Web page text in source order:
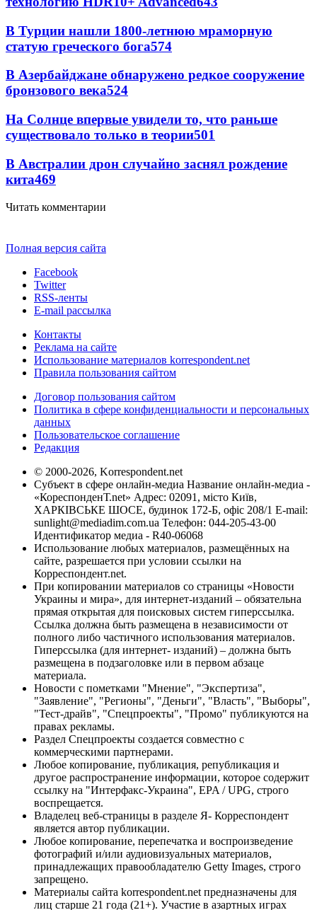
В Турции нашли 1800-летнюю мраморную
статую греческого бога574
В Азербайджане обнаружено редкое сооружение
бронзового века524
На Солнце впервые увидели то, что раньше
существовало только в теории501
В Австралии дрон случайно заснял рождение
кита469
Читать комментарии
Полная версия сайта
Facebook
Twitter
RSS-ленты
E-mail рассылка
Контакты
Реклама на сайте
Использование материалов korrespondent.net
Правила пользования сайтом
Договор пользования сайтом
Политика в сфере конфиденциальности и персональных
данных
Пользовательское соглашение
Редакция
© 2000-2026, Korrespondent.net
Субъект в сфере онлайн-медиа Название онлайн-медиа -
«КореспонденТ.net» Адрес: 02091, місто Київ,
ХАРКІВСЬКЕ ШОСЕ, будинок 172-Б, офіс 208/1 E-mail:
sunlight@mediadim.com.ua Телефон: 044-205-43-00
Идентификатор медиа - R40-06068
Использование любых материалов, размещённых на
сайте, разрешается при условии ссылки на
Корреспондент.net.
При копировании материалов со страницы «Новости
Украины и мира», для интернет-изданий – обязательна
прямая открытая для поисковых систем гиперссылка.
Ссылка должна быть размещена в независимости от
полного либо частичного использования материалов.
Гиперссылка (для интернет- изданий) – должна быть
размещена в подзаголовке или в первом абзаце
материала.
Новости с пометками "Мнение", "Экспертиза",
"Заявление", "Регионы", "Деньги", "Власть", "Выборы",
"Тест-драйв", "Спецпроекты", "Промо" публикуются на
правах рекламы.
Раздел Спецпроекты создается совместно с
коммерческими партнерами.
Любое копирование, публикация, републикация и
другое распространение информации, которое содержит
ссылку на "Интерфакс-Украина", EPA / UPG, строго
воспрещается.
Владелец веб-страницы в разделе Я- Корреспондент
является автор публикации.
Любое копирование, перепечатка и воспроизведение
фотографий и/или аудиовизуальных материалов,
принадлежащих правообладателю Getty Images, строго
запрещено.
Материалы сайта korrespondent.net предназначены для
лиц старше 21 года (21+). Участие в азартных играх